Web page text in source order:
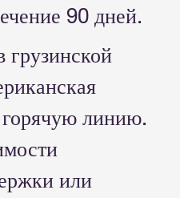
90 дней.
грузинской
линию.
или